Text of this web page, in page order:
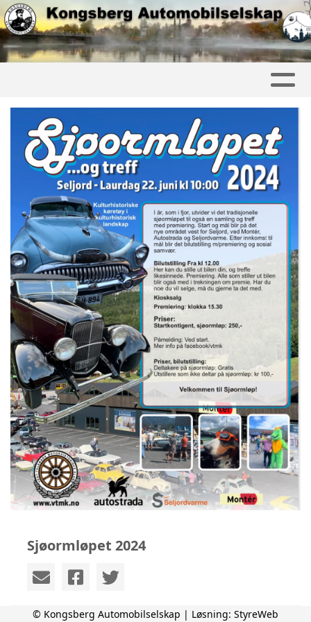
Sjøormløpet 2024
© Kongsberg Automobilselskap | Løsning: StyreWeb